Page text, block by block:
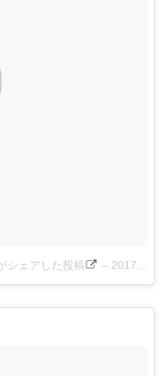
シェアした投稿 – 2017 4月 10 11:28午後 PDT